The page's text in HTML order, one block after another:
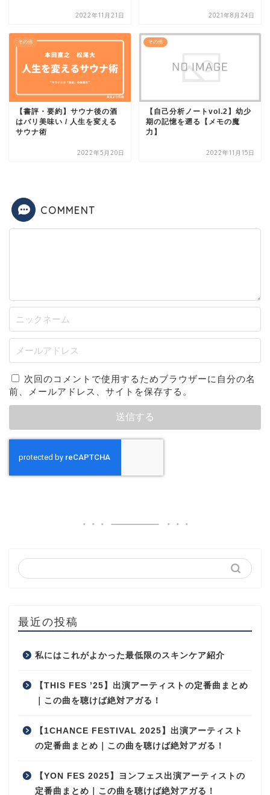
2022年11月21日 2021年8月24日
その他
【書評・要約】サウナ後の酒
はバリ美味い / 人生を変える
サウナ術
2022年5月20日
その他
【自己分析ノートvol.2】幼少
期の記憶を遡る【メモの魔
力】
2022年11月15日
COMMENT
次回のコメントで使用するためブラウザーに自分の名
前、メールアドレス、サイトを保存する。
最近の投稿
私にはこれがよかった最低限のスキンケア紹介
【THIS FES ’25】出演アーティストの定番曲まとめ
｜この曲を聴けば絶対アガる！
【1CHANCE FESTIVAL 2025】出演アーティスト
の定番曲まとめ｜この曲を聴けば絶対アガる！
【YON FES 2025】ヨンフェス出演アーティストの
定番曲まとめ｜この曲を聴けば絶対アガる！